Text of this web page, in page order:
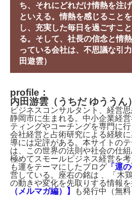
ち、それにどれだけ情熱を注
といえる。情熱を感じること
し、充実した毎日を過ごすこ
る。そして、社長の信念と情
っている会社は、不思議な引
田遊雲）
profile：
内田游雲（うちだ ゆううん）
ビジネスコンサルタント、経営
静岡市に生まれる。中小企業経
ティングやコーチングを専門に
会社経営と占術研究による経験
導には定評がある。本サイトの
は、この世界の法則や社会の仕
極めてスモールビジネス経営を
も運をテーマにしたブログ 「運
営している。座右の銘は 、「木
の動きや変化を先取りする情報
（メルマガ編）】
も発行中（無料